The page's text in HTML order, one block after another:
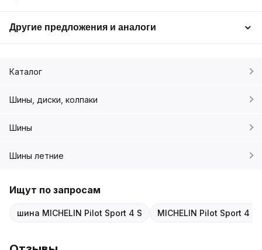
Другие предложения и аналоги
Каталог
Шины, диски, колпаки
Шины
Шины летние
Ищут по запросам
шина MICHELIN Pilot Sport 4 S MICHELIN Pilot Sport 4 S